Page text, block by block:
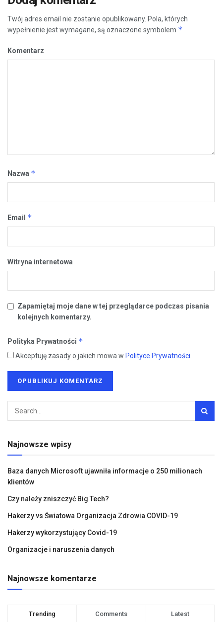
Twój adres email nie zostanie opublikowany. Pola, których
wypełnienie jest wymagane, są oznaczone symbolem *
Komentarz
Nazwa *
Email *
Witryna internetowa
Zapamiętaj moje dane w tej przeglądarce podczas pisania
kolejnych komentarzy.
Polityka Prywatności *
Akceptuję zasady o jakich mowa w Polityce Prywatności
Najnowsze wpisy
Baza danych Microsoft ujawniła informacje o 250 milionach
klientów
Czy należy zniszczyć Big Tech?
Hakerzy vs Światowa Organizacja Zdrowia COVID-19
Hakerzy wykorzystujący Covid-19
Organizacje i naruszenia danych
Najnowsze komentarze
Trending Comments Latest